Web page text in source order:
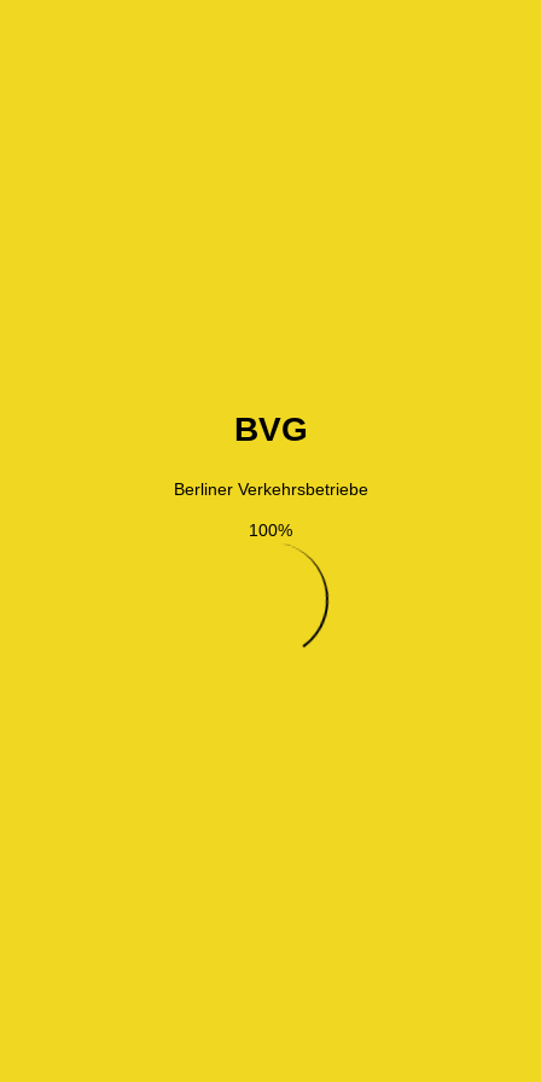
BVG
Berliner Verkehrsbetriebe
100%